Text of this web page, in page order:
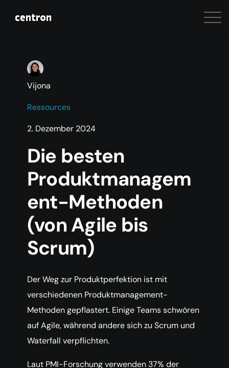
Vijona
Ressources
2. Dezember 2024
Die besten
Produktmanagem
ent-Methoden
(von Agile bis
Scrum)
Der Weg zur Produktperfektion ist mit
verschiedenen Produktmanagement-
Methoden gepflastert. Einige Teams schwören
auf Agile, während andere sich zu Scrum und
Waterfall verpflichten.
Laut PMI-Forschung verwenden 37% der